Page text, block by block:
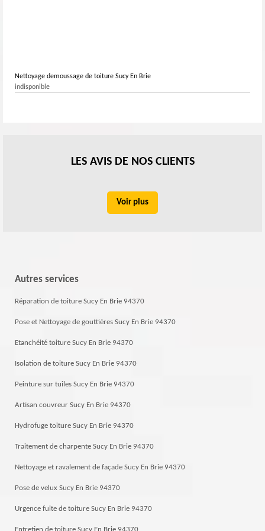
Nettoyage demoussage de toiture Sucy En Brie
indisponible
LES AVIS DE NOS CLIENTS
Voir plus
Autres services
Réparation de toiture Sucy En Brie 94370
Pose et Nettoyage de gouttières Sucy En Brie 94370
Etanchéité toiture Sucy En Brie 94370
Isolation de toiture Sucy En Brie 94370
Peinture sur tuiles Sucy En Brie 94370
Artisan couvreur Sucy En Brie 94370
Hydrofuge toiture Sucy En Brie 94370
Traitement de charpente Sucy En Brie 94370
Nettoyage et ravalement de façade Sucy En Brie 94370
Pose de velux Sucy En Brie 94370
Urgence fuite de toiture Sucy En Brie 94370
Entretien de toiture Sucy En Brie 94370